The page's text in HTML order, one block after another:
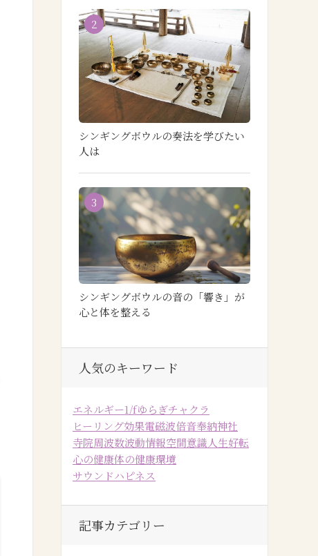
2
シンギングボウルの奏法を学びたい
人は
3
シンギングボウルの音の「響き」が
心と体を整える
人気のキーワード
エネルギー1/fゆらぎチャクラ
ヒーリング効果電磁波倍音奉納神社
寺院周波数波動情報空間意識人生好転
心の健康体の健康環境
サウンドハピネス
記事カテゴリー